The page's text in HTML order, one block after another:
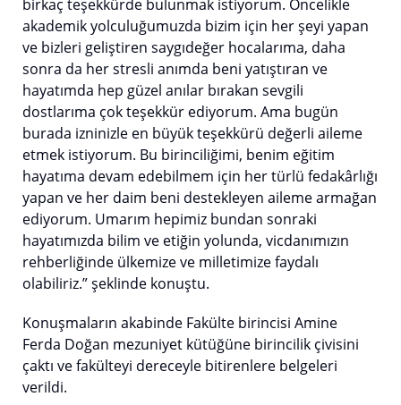
birkaç teşekkürde bulunmak istiyorum. Öncelikle
akademik yolculuğumuzda bizim için her şeyi yapan
ve bizleri geliştiren saygıdeğer hocalarıma, daha
sonra da her stresli anımda beni yatıştıran ve
hayatımda hep güzel anılar bırakan sevgili
dostlarıma çok teşekkür ediyorum. Ama bugün
burada izninizle en büyük teşekkürü değerli aileme
etmek istiyorum. Bu birinciliğimi, benim eğitim
hayatıma devam edebilmem için her türlü fedakârlığı
yapan ve her daim beni destekleyen aileme armağan
ediyorum. Umarım hepimiz bundan sonraki
hayatımızda bilim ve etiğin yolunda, vicdanımızın
rehberliğinde ülkemize ve milletimize faydalı
olabiliriz.” şeklinde konuştu.
Konuşmaların akabinde Fakülte birincisi Amine
Ferda Doğan mezuniyet kütüğüne birincilik çivisini
çaktı ve fakülteyi dereceyle bitirenlere belgeleri
verildi.